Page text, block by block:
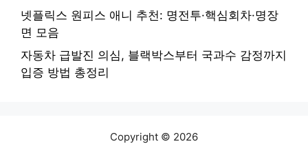
넷플릭스 원피스 애니 추천: 명전투·핵심회차·명장
면 모음
자동차 급발진 의심, 블랙박스부터 국과수 감정까지
입증 방법 총정리
Copyright © 2026